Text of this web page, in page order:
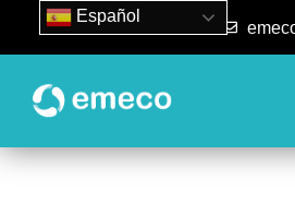
93 840 50 80
Español